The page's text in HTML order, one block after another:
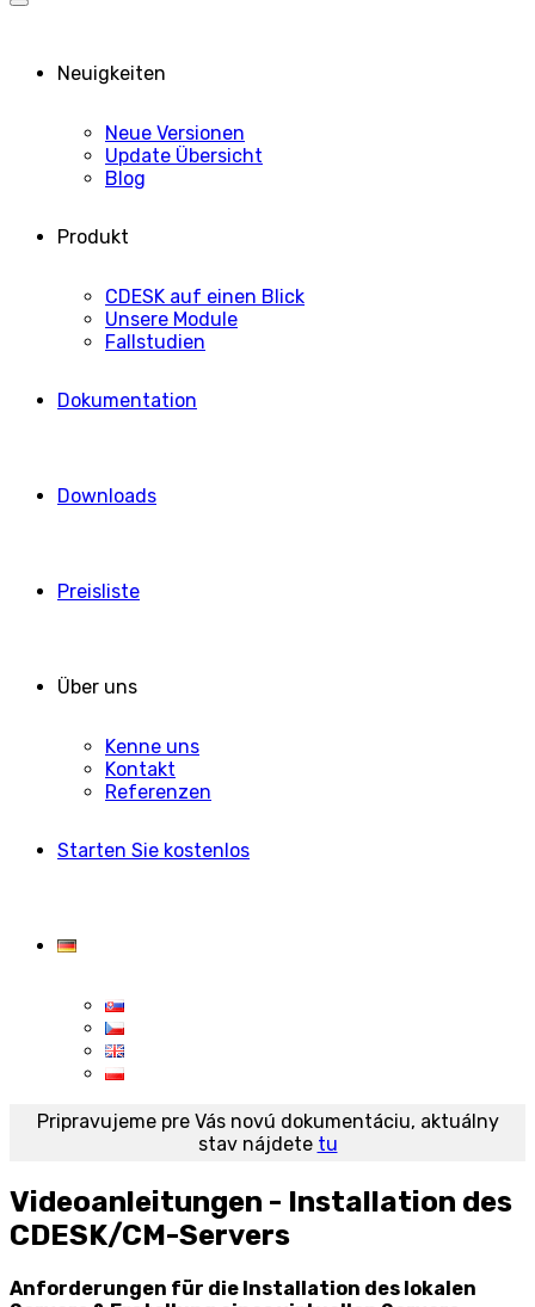
Neuigkeiten
Neue Versionen
Update Übersicht
Blog
Produkt
CDESK auf einen Blick
Unsere Module
Fallstudien
Dokumentation
Downloads
Preisliste
Über uns
Kenne uns
Kontakt
Referenzen
Starten Sie kostenlos
Pripravujeme pre Vás novú dokumentáciu, aktuálny
stav nájdete tu
Videoanleitungen - Installation des
CDESK/CM-Servers
Anforderungen für die Installation des lokalen